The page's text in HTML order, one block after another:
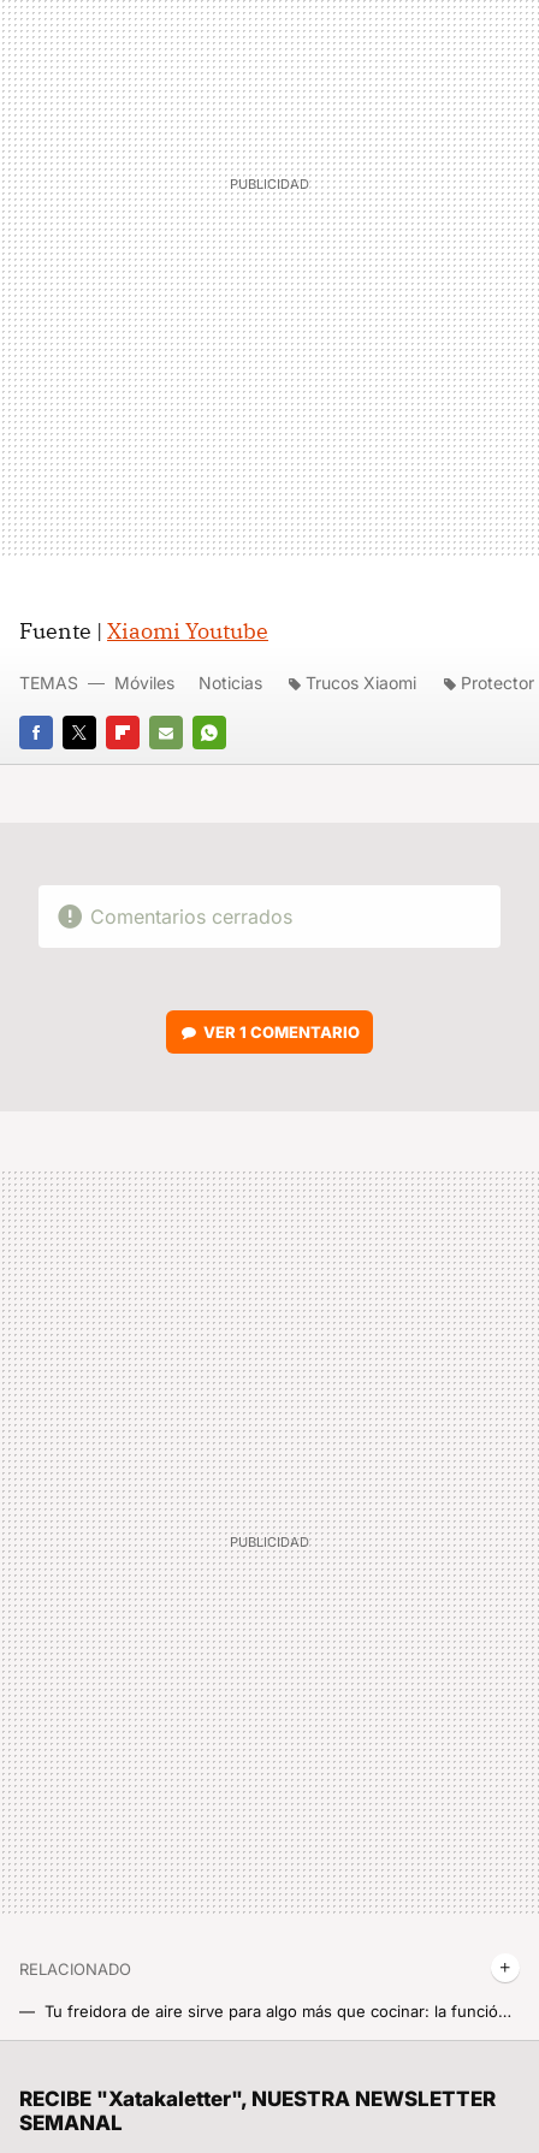
Fuente | Xiaomi Youtube
FACEBOOK
TWITTERFLIPBOARD
E-
WHATSAPP
TEMAS Móviles Noticias Trucos Xiaomi
Comentarios cerrados
VER 1 COMENTARIO
RELACIONADO
Tu freidora de aire sirve para algo más que cocinar: la función secreta que pocos aprovechan y que es súper útil
RECIBE "Xatakaletter", NUESTRA NEWSLETTER
SEMANAL